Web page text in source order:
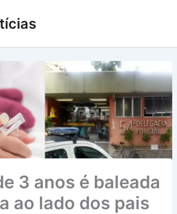
3 anos é baleada
ao lado dos pais